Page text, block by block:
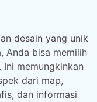
desain yang unik
Anda bisa memilih
memungkinkan
dari map,
dan informasi